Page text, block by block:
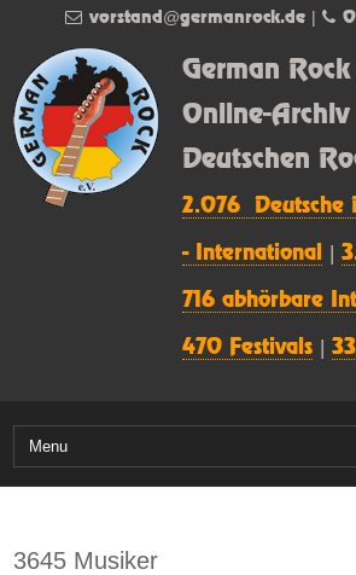
German Rock
Online-Archiv
Deutschen
2.076 Deutsche
- International |
716 abhörbare
470 Festivals |
vorstand@germanrock.de|
3645 Musiker